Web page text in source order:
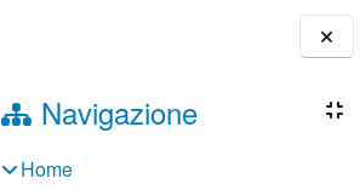
Blocchi
Navigazione
Home